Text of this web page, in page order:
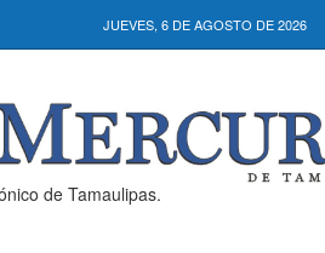
JUEVES, 6 DE AGOSTO DE 2026
de Tamaulipas.